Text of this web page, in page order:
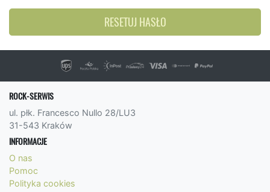
RESETUJ HASŁO
ROCK-SERWIS
ul. płk. Francesco Nullo 28/LU3
31-543 Kraków
INFORMACJE
O nas
Pomoc
Polityka cookies